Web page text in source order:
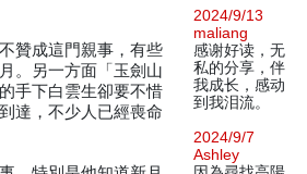
贊成這門親事，有些
。另一方面「玉劍山
手下白雲生卻要不惜
達，不少人已經喪命
2024/9/13
maliang
感谢好读，无
私的分享，伴
我成长，感动
到我泪流。
2024/9/7
Ashley